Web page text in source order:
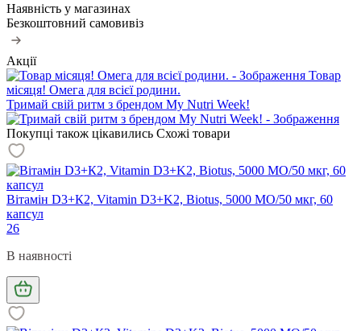
Наявність у магазинах
Безкоштовний самовивіз
Акції
Товар
місяця! Омега для всієї родини.
Тримай свій ритм з брендом My Nutri Week!
Покупці також цікавились Схожі товари
Вітамін D3+К2, Vitamin D3+K2, Biotus, 5000 МО/50 мкг, 60
капсул
26
В наявності